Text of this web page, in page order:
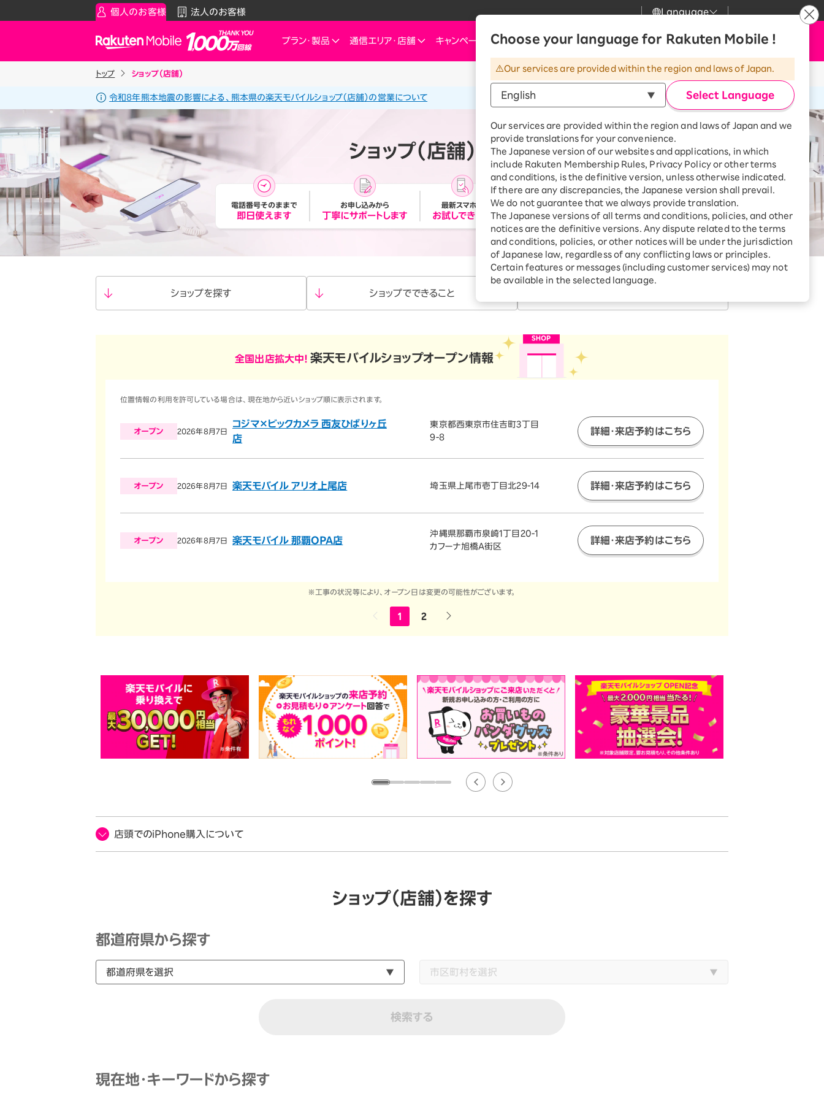
個人のお客様 法人のお客様 Language
Rakuten Mobile
プラン・製品
スマートフォン
Rakuten最強プラン
データタイプ
Rakuten最強U-NEXT
割引プログラム
最強家族割
家族でトクしたい方に
最強こども割
22歳までずーっとおトク
最強シニアプログラム
Apple Watch
Android
Wi-Fiルーター
アクセサリ
オプションサービス
デュアルSIM
インターネット・電気
料金プラン
楽天ひかり
料金プラン
楽天でんき
料金プラン
おうちのネット診断
Turboとひかり、どっちがいい？
スマホとセットでおトク
最強おうちプログラム
スマホ＋Rakuten Turbo
Rakuten Turbo 初めて申し込
みで毎月1,000ポイント還元
スマホ＋楽天ひかり
楽天ひかり初めて申し込みで毎
月1,000ポイント還元
通信エリア・ 店舗
Rakuten Turbo
ご来店のお客様へ
キャンペーン
ご利用特典・キャンペーン
インターネット・電気
楽天ひかり
お知らせ・サポート
お知らせ・その他
お知らせ
スーパーホーダイ／組み合わせプランを
ご利用中の方
なぜ今楽天モバイルなのか
スマホ活用術を学ぶ
お客様サポート
Rakuten Turbo
楽天ひかり
楽天でんき
検索
お申し込み
Choose your language for Rakuten Mobile !
Our services are provided within the region and laws of Japan.
Select Language
Our services are provided within the region and laws of Japan and we
provide translations for your convenience.
The Japanese version of our websites and applications, in which
include Rakuten Membership Rules, Privacy Policy or other terms
and conditions, is the definitive version, unless otherwise indicated.
If there are any discrepancies, the Japanese version shall prevail.
We do not guarantee that we always provide translation.
The Japanese versions of all terms and conditions, policies, and other
notices are the definitive versions. Any dispute related to the terms
and conditions, policies, or other notices will be under the jurisdiction
of Japanese law, regardless of any conflicting laws or principles.
Certain features or messages (including customer services) may not
be available in the selected language.
トップ ショップ（店舗）
令和8年熊本地震の影響による、熊本県の楽天モバイルショップ（店舗）の営業について
ショップ（店舗）
ショップを探す ショップでできること
全国出店拡大中！ 楽天モバイルショップオープン情報
位置情報の利用を許可している場合は、現在地から近いショップ順に表示されます。
オープン 2026年8月7日
コジマ×ビックカメラ 西友ひばりヶ丘
店
東京都西東京市住吉町3丁目
9-8
詳細・来店予約はこちら
オープン 2026年8月7日 楽天モバイル アリオ上尾店 埼玉県上尾市壱丁目北29-14 詳細・来店予約はこちら
オープン 2026年8月7日 楽天モバイル 那覇OPA店
沖縄県那覇市泉崎1丁目20-1
カフーナ旭橋A街区
詳細・来店予約はこちら
※工事の状況等により、オープン日は変更の可能性がございます。
1 2
店頭でのiPhone購入について
ショップ（店舗）を探す
都道府県から探す
検索する
現在地・キーワードから探す